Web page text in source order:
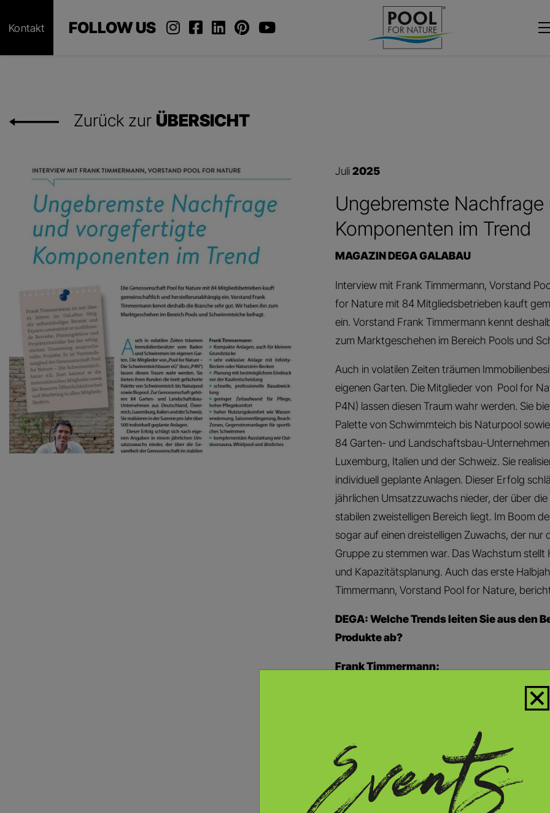
Zurück zur ÜBERSICHT
Juli2025
Ungebremste
Komponenten im Trend
MAGAZIN DEGA GALABAU
Interview mit Frank Timmermann, Vorstand
for Nature mit 84 Mitgliedsbetrieben kauft
ein. Vorstand Frank Timmermann kennt
zum Marktgeschehen im Bereich Pools und
Auch in volatilen Zeiten träumen
eigenen Garten. Die Mitglieder von Pool for
P4N) lassen diesen Traum wahr werden. Sie
Palette von Schwimmteich bis Naturpool
84 Garten- und Landschaftsbau-
Luxemburg, Italien und der Schweiz. Sie
individuell geplante Anlagen. Dieser Erfolg
jährlichen Umsatzzuwachs nieder, der über
stabilen zweistelligen Bereich liegt. Im Boom
sogar auf einen dreistelligen Zuwachs, der
Gruppe zu stemmen war. Das Wachstum
und Kapazitätsplanung. Auch das erste
Timmermann, Vorstand Pool for Nature,
DEGA: Welche Trends leiten Sie aus den
Produkte ab?
Frank Timmermann:
Kompakte Anlagen, auch für kleinere
sehr exklusive Anlage mit lnfinityBecken
Planung mit bestmöglichem Eindruck
schnelle, professionelle Bauabwicklung
geringer Zeitaufwand für Pflege, hoher
hoher Nutzungskomfort wie
BeachZonen, Gegenstromanlagen für
Kontakt FOLLOW US